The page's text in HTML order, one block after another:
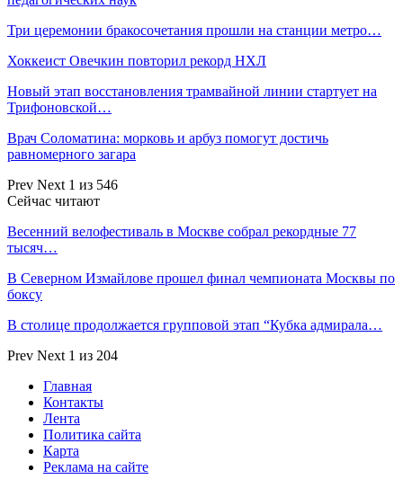
Три церемонии бракосочетания прошли на станции метро…
Хоккеист Овечкин повторил рекорд НХЛ
Новый этап восстановления трамвайной линии стартует на
Трифоновской…
Врач Соломатина: морковь и арбуз помогут достичь
равномерного загара
Prev Next 1 из 546
Сейчас читают
Весенний велофестиваль в Москве собрал рекордные 77
тысяч…
В Северном Измайлове прошел финал чемпионата Москвы по
боксу
В столице продолжается групповой этап “Кубка адмирала…
Prev Next 1 из 204
Главная
Контакты
Лента
Политика сайта
Карта
Реклама на сайте